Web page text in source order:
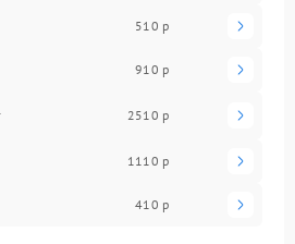
510 р
910 р
2510 р
1110 р
410 р